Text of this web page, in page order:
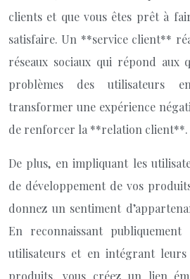
clients et que vous êtes prêt à
satisfaire. Un **service client**
réseaux sociaux qui répond aux
problèmes des utilisateurs
transformer une expérience
de renforcer la **relation client**.
De plus, en impliquant les
de développement de vos
donnez un sentiment
En reconnaissant
utilisateurs et en intégrant leurs
produits, vous créez un lien